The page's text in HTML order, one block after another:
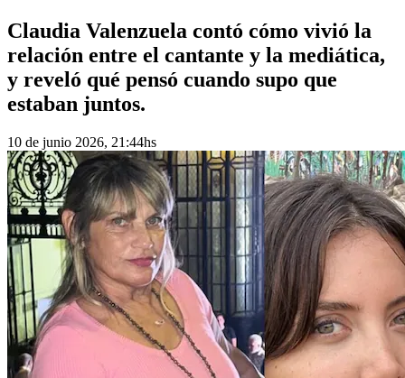
Claudia Valenzuela contó cómo vivió la
relación entre el cantante y la mediática,
y reveló qué pensó cuando supo que
estaban juntos.
10 de junio 2026, 21:44hs